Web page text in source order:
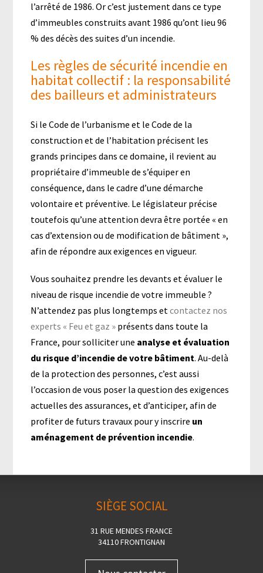
l’arrêté de 1986. Or c’est justement dans ce type
d’immeubles construits avant 1986 qu’ont lieu 96
% des décès des suites d’un incendie.
Les règles de sécurité incendie en
habitat collectif : la responsabilité
des bailleurs et administrateurs
Si le Code de l’urbanisme et le Code de la
construction et de l’habitation précisent les
grands principes dans ce domaine, il revient au
propriétaire d’immeuble de s’équiper en
conséquence, dans le cadre d’une démarche
volontaire et préventive. Le législateur précise
toutefois qu’une attention devra être portée « en
cas d’extension ou de modification de bâtiment »,
afin de répondre aux exigences en vigueur.
Vous souhaitez prendre les devants et évaluer le
niveau de risque incendie de votre immeuble ?
N’attendez pas plus longtemps etcontactez nos
experts « Feu et gaz » présents dans toute la
France, pour solliciter une analyse et évaluation
du risque d’incendie de votre bâtiment. Au-delà
de la protection des personnes, c’est aussi
l’occasion de vous poser la question des exigences
actuelles des assurances, et d’anticiper, afin de
profiter de futurs travaux pour y inscrire un
aménagement de prévention incendie.
SIÈGE SOCIAL
31 RUE MENDES FRANCE
34110 FRONTIGNAN